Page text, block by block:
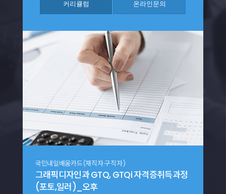
국민내일배움카드(재직자.구직자)
그래픽디자인과 GTQ, GTQi 자격증취득과정
(포토,일러)_오후